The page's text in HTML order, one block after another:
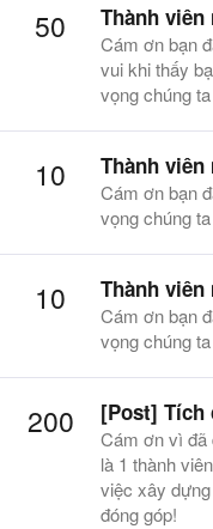
50 Thành viên
Cám ơn bạn
vui khi thấy
vọng chúng
10 Thành
Cám ơn bạn
vọng chúng
10 Thành
Cám ơn bạn
vọng chúng
200 [Post] Tích
Cám ơn vì đã
là 1 thành
việc xây
đóng góp!